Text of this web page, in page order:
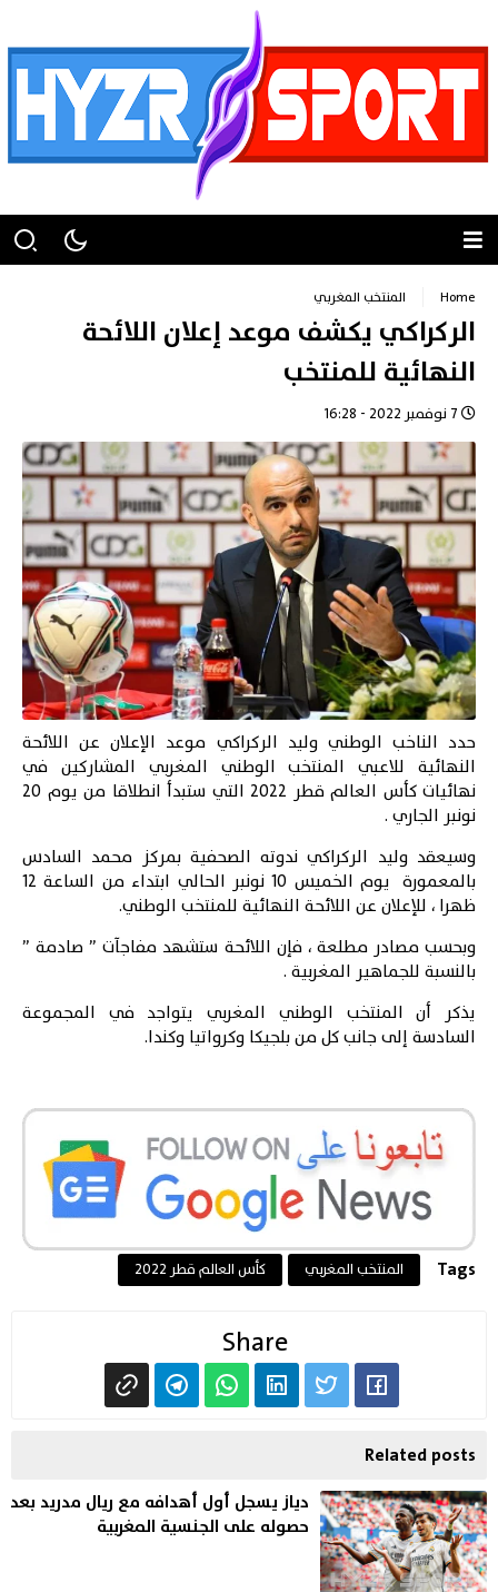
Home المنتخب المغربي
الركراكي يكشف موعد إعلان اللائحة
النهائية للمنتخب
حدد الناخب الوطني وليد الركراكي موعد الإعلان عن اللائحة
النهائية للاعبي المنتخب الوطني المغربي المشاركين في
نهائيات كأس العالم قطر 2022 التي ستبدأ انطلاقا من يوم 20
نونبر الجاري .
وسيعقد وليد الركراكي ندوته الصحفية بمركز محمد السادس
بالمعمورة يوم الخميس 10 نونبر الحالي ابتداء من الساعة 12
ظهرا ، للإعلان عن اللائحة النهائية للمنتخب الوطني.
وبحسب مصادر مطلعة ، فإن اللائحة ستشهد مفاجآت ” صادمة ”
بالنسبة للجماهير المغربية .
يذكر أن المنتخب الوطني المغربي يتواجد في المجموعة
السادسة إلى جانب كل من بلجيكا وكرواتيا وكندا.
Tags المنتخب المغربي كأس العالم قطر 2022
Share
Related posts
دياز يسجل أول أهدافه مع ريال مدريد بعد
حصوله على الجنسية المغربية